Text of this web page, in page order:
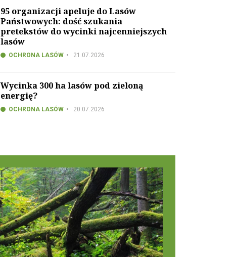
95 organizacji apeluje do Lasów
Państwowych: dość szukania
pretekstów do wycinki najcenniejszych
lasów
OCHRONA LASÓW 21.07.2026
Wycinka 300 ha lasów pod zieloną
energię?
OCHRONA LASÓW 20.07.2026